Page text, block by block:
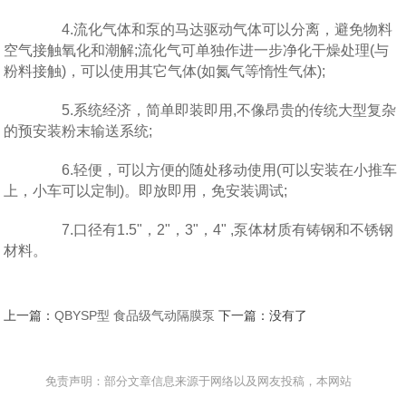
4.流化气体和泵的马达驱动气体可以分离，避免物料
空气接触氧化和潮解;流化气可单独作进一步净化干燥处理(与
粉料接触)，可以使用其它气体(如氮气等惰性气体);
5.系统经济，简单即装即用,不像昂贵的传统大型复杂
的预安装粉末输送系统;
6.轻便，可以方便的随处移动使用(可以安装在小推车
上，小车可以定制)。即放即用，免安装调试;
7.口径有1.5"，2"，3"，4" ,泵体材质有铸钢和不锈钢
材料。
上一篇：QBYSP型 食品级气动隔膜泵 下一篇：没有了
免责声明：部分文章信息来源于网络以及网友投稿，本网站